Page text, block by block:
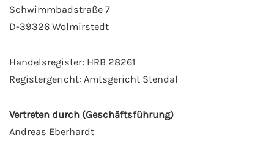
Schwimmbadstraße 7
D-39326 Wolmirstedt
Handelsregister: HRB 28261
Registergericht: Amtsgericht Stendal
Vertreten durch (Geschäftsführung)
Andreas Eberhardt